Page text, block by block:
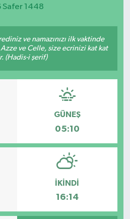
Safer 1448
ve namazınızı ilk vaktinde
Azze ve Celle, size ecrinizi kat kat
(Hadis-i şerif)
GÜNEŞ
05:10
İKINDI
16:14